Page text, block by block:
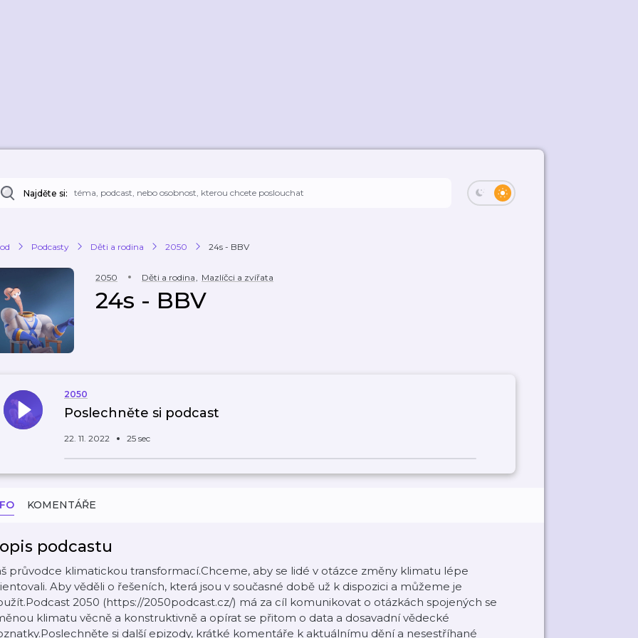
Najděte si:
Podcasty Děti a rodina 2050 24s - BBV
2050 Děti a rodina, Mazlíčci a zvířata
24s - BBV
2050
Poslechněte si podcast
22. 11. 2022 25 sec
KOMENTÁŘE
podcastu
průvodce klimatickou transformací.Chceme, aby se lidé v otázce změny klimatu lépe
Aby věděli o řešeních, která jsou v současné době už k dispozici a můžeme je
2050 (https://2050podcast.cz/) má za cíl komunikovat o otázkách spojených se
klimatu věcně a konstruktivně a opírat se přitom o data a dosavadní vědecké
si další epizody, krátké komentáře k aktuálnímu dění a nesestříhané